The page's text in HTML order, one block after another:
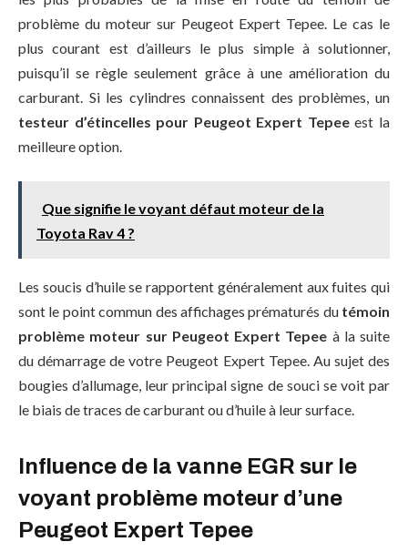
problème du moteur sur Peugeot Expert Tepee. Le cas le
plus courant est d’ailleurs le plus simple à solutionner,
puisqu’il se règle seulement grâce à une amélioration du
carburant. Si les cylindres connaissent des problèmes, un
testeur d’étincelles pour Peugeot Expert Tepeeest la
meilleure option.
Que signifie le voyant défaut moteur de la
Toyota Rav 4 ?
Les soucis d’huile se rapportent généralement aux fuites qui
sont le point commun des affichages prématurés du témoin
problème moteur sur Peugeot Expert Tepee à la suite
du démarrage de votre Peugeot Expert Tepee. Au sujet des
bougies d’allumage, leur principal signe de souci se voit par
le biais de traces de carburant ou d’huile à leur surface.
Influence de la vanne EGR sur le
voyant problème moteur d’une
Peugeot Expert Tepee